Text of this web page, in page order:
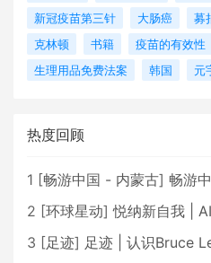
新冠疫苗第三针
大肠癌 募
克林顿
书籍 疫苗的有效性
生理用品免费法案
韩国 元
热度回顾
1 [畅游中国 - 内蒙古] 畅游中
2 [环球星动] 悦纳新自我 |
3 [足迹] 足迹 | 认识Bruce